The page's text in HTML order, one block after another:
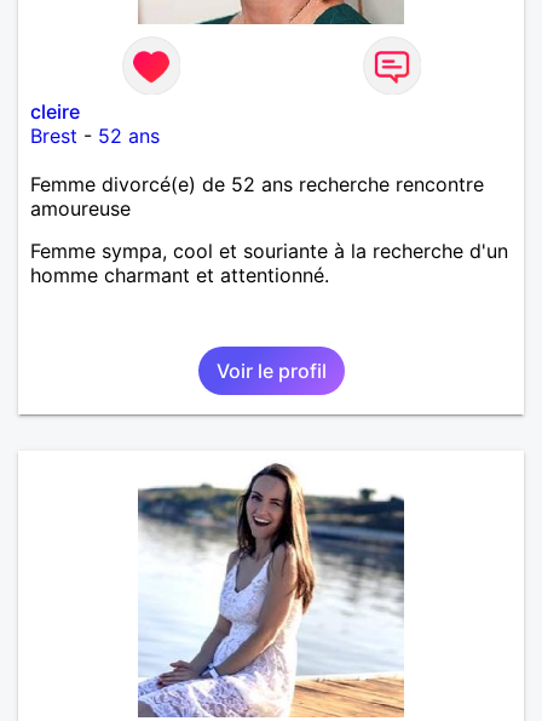
cleire
Brest - 52 ans
Femme divorcé(e) de 52 ans recherche rencontre
amoureuse
Femme sympa, cool et souriante à la recherche d'un
homme charmant et attentionné.
Voir le profil